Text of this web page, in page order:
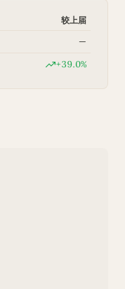
较上届
—
+39.0%